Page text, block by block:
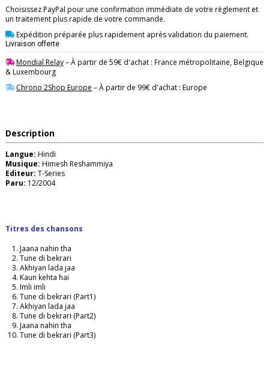
Choisissez PayPal pour une confirmation immédiate de votre règlement et
un traitement plus rapide de votre commande.
Expédition préparée plus rapidement après validation du paiement.
Livraison offerte
Mondial Relay– À partir de 59€ d'achat : France métropolitaine, Belgique
& Luxembourg
Chrono 2Shop Europe – À partir de 99€ d'achat : Europe
Description
Langue: Hindi
Musique: Himesh Reshammiya
Editeur: T-Series
Paru: 12/2004
Titres des chansons
Jaana nahin tha
Tune di bekrari
Akhiyan lada jaa
Kaun kehta hai
Imli imli
Tune di bekrari (Part1)
Akhiyan lada jaa
Tune di bekrari (Part2)
Jaana nahin tha
Tune di bekrari (Part3)